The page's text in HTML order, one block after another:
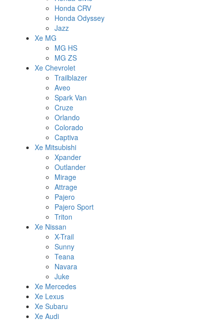
Honda CRV
Honda Odyssey
Jazz
Xe MG
MG HS
MG ZS
Xe Chevrolet
Trailblazer
Aveo
Spark Van
Cruze
Orlando
Colorado
Captiva
Xe Mitsubishi
Xpander
Outlander
Mirage
Attrage
Pajero
Pajero Sport
Triton
Xe Nissan
X-Trail
Sunny
Teana
Navara
Juke
Xe Mercedes
Xe Lexus
Xe Subaru
Xe Audi